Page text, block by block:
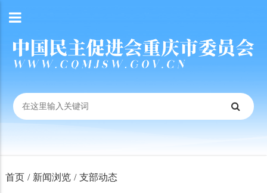
首页 / 新闻浏览 / 支部动态